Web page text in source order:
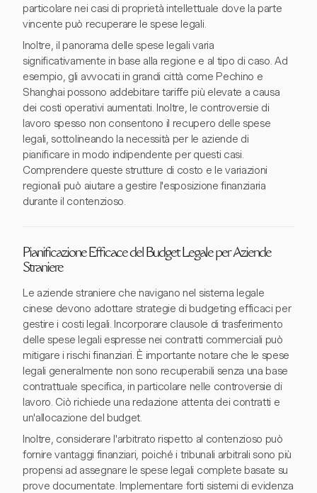
particolare nei casi di proprietà intellettuale dove la parte
vincente può recuperare le spese legali.
Inoltre, il panorama delle spese legali varia
significativamente in base alla regione e al tipo di caso. Ad
esempio, gli avvocati in grandi città come Pechino e
Shanghai possono addebitare tariffe più elevate a causa
dei costi operativi aumentati. Inoltre, le controversie di
lavoro spesso non consentono il recupero delle spese
legali, sottolineando la necessità per le aziende di
pianificare in modo indipendente per questi casi.
Comprendere queste strutture di costo e le variazioni
regionali può aiutare a gestire l'esposizione finanziaria
durante il contenzioso.
Pianificazione Efficace del Budget Legale per Aziende
Straniere
Le aziende straniere che navigano nel sistema legale
cinese devono adottare strategie di budgeting efficaci per
gestire i costi legali. Incorporare clausole di trasferimento
delle spese legali espresse nei contratti commerciali può
mitigare i rischi finanziari. È importante notare che le spese
legali generalmente non sono recuperabili senza una base
contrattuale specifica, in particolare nelle controversie di
lavoro. Ciò richiede una redazione attenta dei contratti e
un'allocazione del budget.
Inoltre, considerare l'arbitrato rispetto al contenzioso può
fornire vantaggi finanziari, poiché i tribunali arbitrali sono più
propensi ad assegnare le spese legali complete basate su
prove documentate. Implementare forti sistemi di evidenza